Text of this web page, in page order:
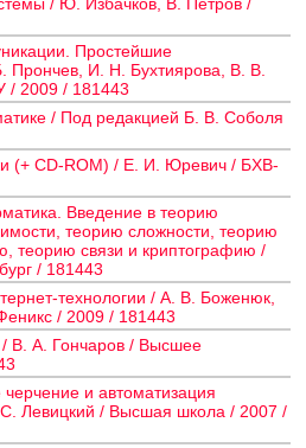
Простейшие
Прончев, И. Н. Бухтиярова, В. В.
/ 2009 / 181443
/ Под редакцией Б. В. Соболя
(+ CD-ROM) / Е. И. Юревич / БХВ-
Введение в теорию
теорию сложности, теорию
теорию связи и криптографию /
/ 181443
технологии / А. В. Боженюк,
/ 2009 / 181443
В. А. Гончаров / Высшее
и автоматизация
Левицкий / Высшая школа / 2007 /